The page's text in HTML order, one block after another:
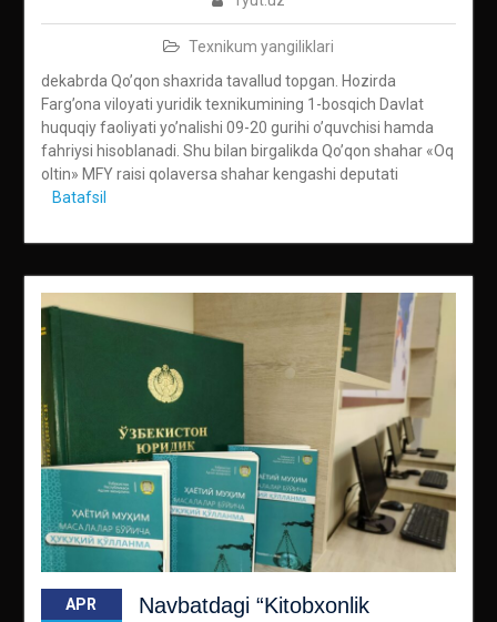
Texnikum yangiliklari
dekabrda Qo’qon shaxrida tavallud topgan. Hozirda
Farg’ona viloyati yuridik texnikumining 1-bosqich Davlat
huquqiy faoliyati yo’nalishi 09-20 gurihi o’quvchisi hamda
fahriysi hisoblanadi. Shu bilan birgalikda Qo’qon shahar «Oq
oltin» MFY raisi qolaversa shahar kengashi deputati
Batafsil
APR
Navbatdagi “Kitobxonlik